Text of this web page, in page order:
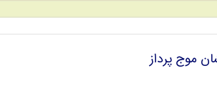
موج پرداز